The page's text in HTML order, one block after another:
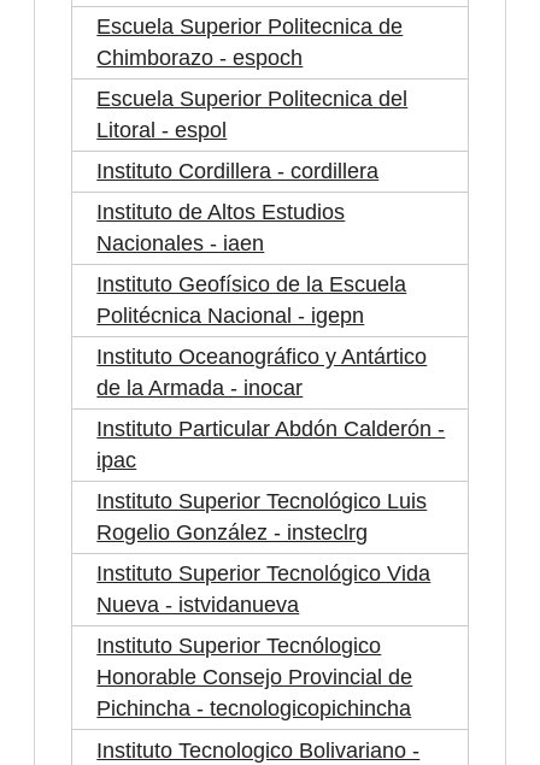
Escuela Superior Politecnica de
Chimborazo - espoch
Escuela Superior Politecnica del
Litoral - espol
Instituto Cordillera - cordillera
Instituto de Altos Estudios
Nacionales - iaen
Instituto Geofísico de la Escuela
Politécnica Nacional - igepn
Instituto Oceanográfico y Antártico
de la Armada - inocar
Instituto Particular Abdón Calderón -
ipac
Instituto Superior Tecnológico Luis
Rogelio González - insteclrg
Instituto Superior Tecnológico Vida
Nueva - istvidanueva
Instituto Superior Tecnólogico
Honorable Consejo Provincial de
Pichincha - tecnologicopichincha
Instituto Tecnologico Bolivariano -